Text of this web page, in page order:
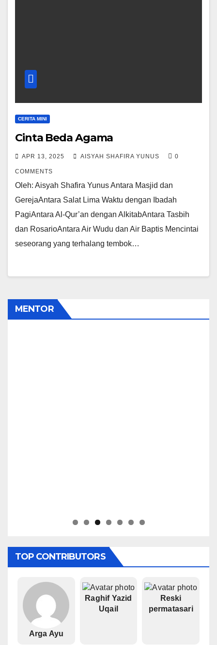
CERITA MINI
Cinta Beda Agama
APR 13, 2025 AISYAH SHAFIRA YUNUS 0
COMMENTS
Oleh: Aisyah Shafira Yunus Antara Masjid dan
GerejaAntara Salat Lima Waktu dengan Ibadah
PagiAntara Al-Qur’an dengan AlkitabAntara Tasbih
dan RosarioAntara Air Wudu dan Air Baptis Mencintai
seseorang yang terhalang tembok…
MENTOR
Pipiet Senja
TOP CONTRIBUTORS
Arga Ayu
Raghif Yazid
Uqail
Reski
permatasari